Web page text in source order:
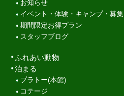
お知らせ
イベント・体験・キャンプ・募集
期間限定お得プラン
スタッフブログ
ふれあい動物
泊まる
プラトー(本館)
コテージ